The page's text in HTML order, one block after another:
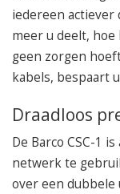
iedereen actiever
meer u deelt,
geen zorgen
kabels, bespaart
Draadloos
De Barco CSC-1
netwerk te
over een dubbele